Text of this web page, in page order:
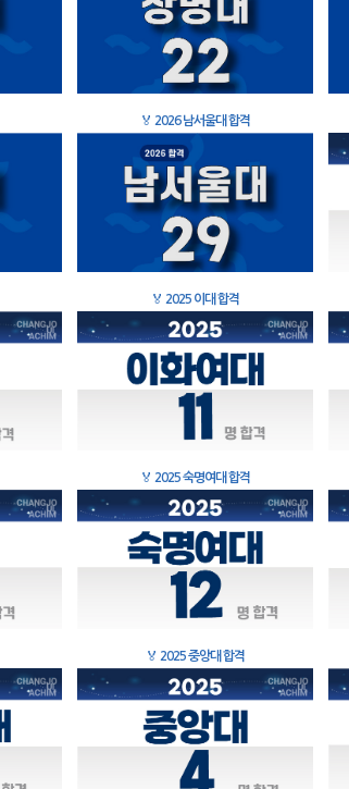
🏅 2026 남서울대 합격
🏅 2025 이대 합격
🏅 2025 숙명여대 합격
🏅 2025 중앙대 합격